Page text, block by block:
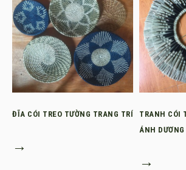
ĐĨA CÓI TREO TƯỜNG TRANG TRÍ
→
TRANH CÓI
ÁNH DƯƠNG
→